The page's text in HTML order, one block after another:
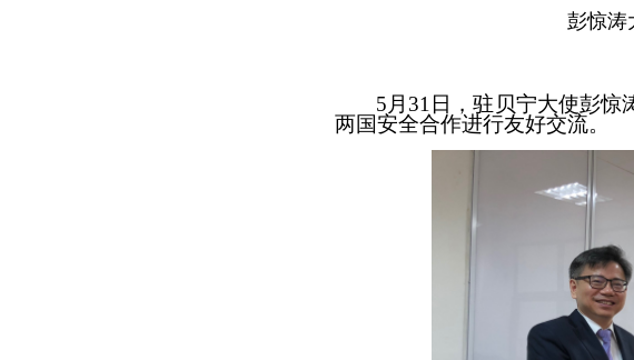
彭惊涛
5月31日，驻贝宁大使彭惊
两国安全合作进行友好交流。